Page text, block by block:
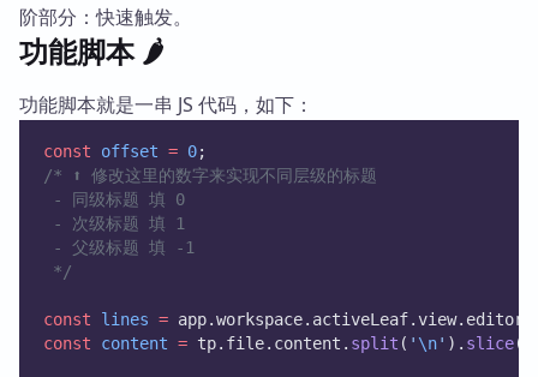
阶部分：快速触发。
功能脚本 🌶️
功能脚本就是一串 JS 代码，如下：
const offset = 0;
/* ⬆️ 修改这里的数字来实现不同层级的标题
- 同级标题 填 0
- 次级标题 填 1
- 父级标题 填 -1
*/
const lines = app.workspace.activeLeaf.view.editor.
const
content = tp.file.content. split ( ' \n' ). slice(